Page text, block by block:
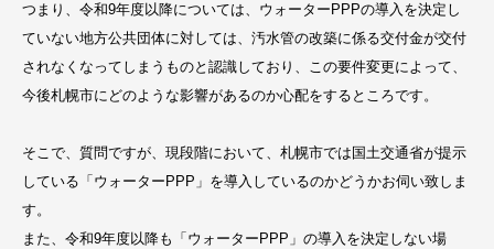
つまり、令和9年度以降については、ウォーターPPPの導入を決定し
ていない地方公共団体に対しては、汚水管の改築に係る交付金が交付
されなくなってしまうものと認識しており、この要件変更によって、
今後札幌市にどのような影響があるのか心配をするところです。
そこで、質問ですが、現段階において、札幌市では国土交通省が提示
している「ウォーターPPP」を導入しているのかどうかお伺い致しま
す。
また、令和9年度以降も「ウォーターPPP」の導入を決定しない場